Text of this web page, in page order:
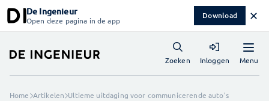
De Ingenieur
Open deze pagina in de app Download ✕
Menu
Zoeken Inloggen
Home Artikelen Ultieme uitdaging voor communicerende auto's